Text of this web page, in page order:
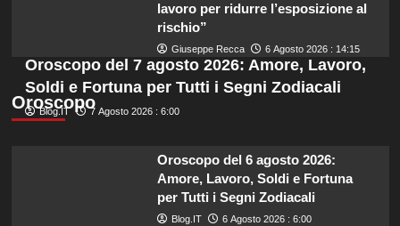
lavoro per ridurre l’esposizione al
rischio”
Giuseppe Recca 6 Agosto 2026 : 14:15
Oroscopo
Oroscopo del 7 agosto 2026: Amore, Lavoro,
Soldi e Fortuna per Tutti i Segni Zodiacali
Blog.IT 7 Agosto 2026 : 6:00
Oroscopo del 6 agosto 2026:
Amore, Lavoro, Soldi e Fortuna
per Tutti i Segni Zodiacali
Blog.IT 6 Agosto 2026 : 6:00